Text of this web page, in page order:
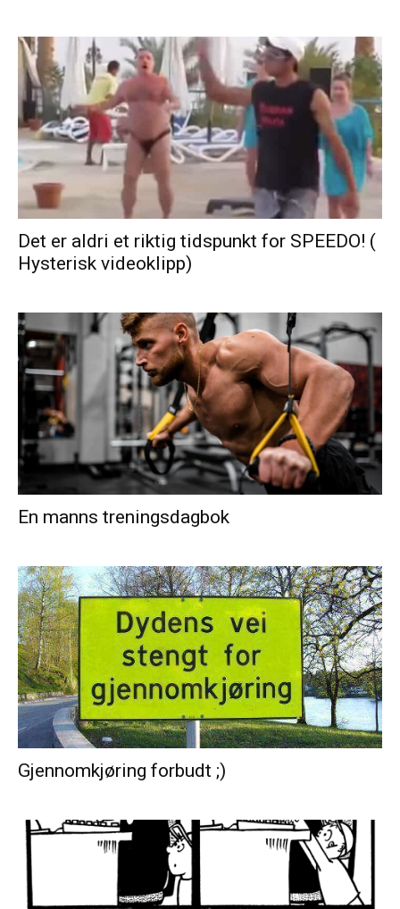
Det er aldri et riktig tidspunkt for SPEEDO! (
Hysterisk videoklipp)
En manns treningsdagbok
Gjennomkjøring forbudt ;)